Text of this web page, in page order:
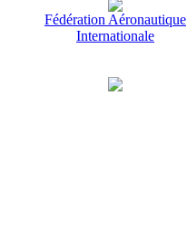
Fédération Aéronautique
Internationale